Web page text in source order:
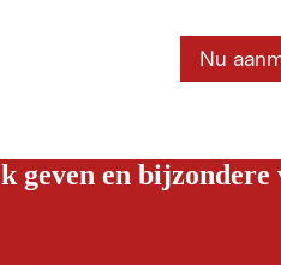
Nu
geven en bijzondere